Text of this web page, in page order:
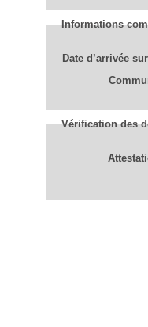
Informations
Date d’arrivée
Vérification des